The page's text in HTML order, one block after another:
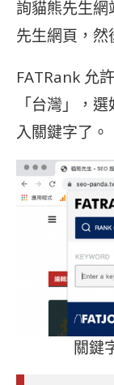
詢貓熊先生
先生網頁，然
FATRank 允
「台灣」，
入關鍵字了。
關鍵